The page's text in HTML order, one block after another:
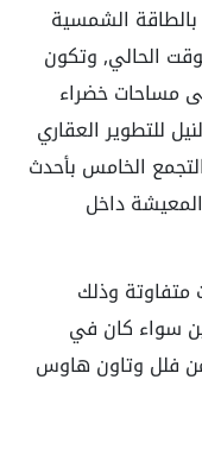
الشمسية
الحالي, وتكون
مساحات خضراء
للتطوير العقاري
الخامس بأحدث
داخل
متفاوتة وذلك
سواء كان في
فلل وتاون هاوس